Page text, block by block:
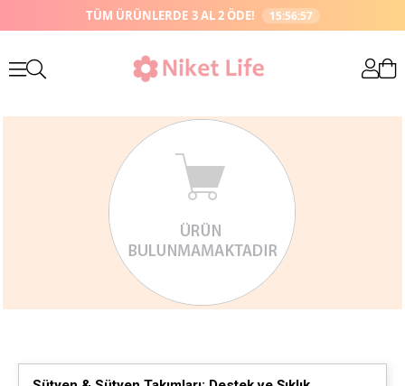
TÜM ÜRÜNLERDE 3 AL 2 ÖDE! 15:56:56